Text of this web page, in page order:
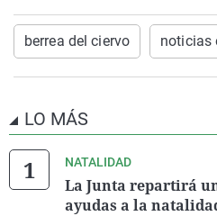
berrea del ciervo noticias
LO MÁS
NATALIDAD
La Junta repartirá
ayudas a la